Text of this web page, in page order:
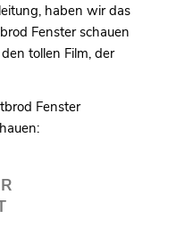
haben wir das
Fenster schauen
tollen Film, der
Fenster